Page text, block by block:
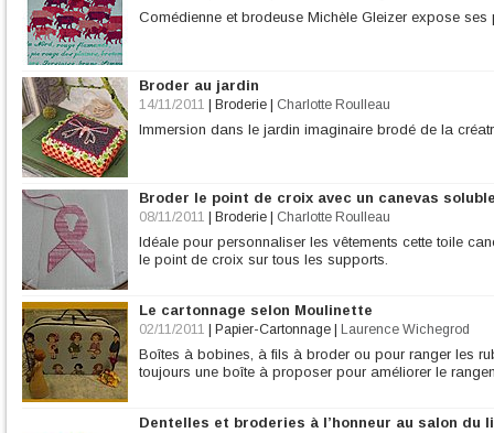
Comédienne et brodeuse Michèle Gleizer expose ses
Broder au jardin
14/11/2011 Broderie Charlotte Roulleau
Immersion dans le jardin imaginaire brodé de la
Broder le point de croix avec un canevas
08/11/2011 Broderie Charlotte Roulleau
Idéale pour personnaliser les vêtements cette toile
le point de croix sur tous les supports.
Le cartonnage selon Moulinette
02/11/2011 Papier-Cartonnage Laurence Wichegrod
Boîtes à bobines, à fils à broder ou pour ranger les
toujours une boîte à proposer pour améliorer le
Dentelles et broderies à l’honneur au salon du